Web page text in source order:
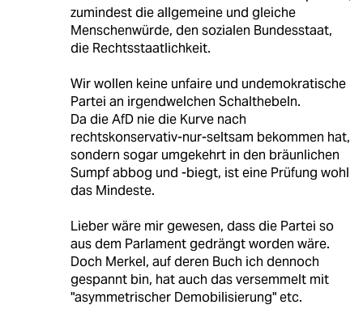
zumindest die allgemeine und gleiche
Menschenwürde, den sozialen Bundesstaat,
die Rechtsstaatlichkeit.
Wir wollen keine unfaire und undemokratische
Partei an irgendwelchen Schalthebeln.
Da die AfD nie die Kurve nach
rechtskonservativ-nur-seltsam bekommen hat,
sondern sogar umgekehrt in den bräunlichen
Sumpf abbog und -biegt, ist eine Prüfung wohl
das Mindeste.
Lieber wäre mir gewesen, dass die Partei so
aus dem Parlament gedrängt worden wäre.
Doch Merkel, auf deren Buch ich dennoch
gespannt bin, hat auch das versemmelt mit
"asymmetrischer Demobilisierung" etc.